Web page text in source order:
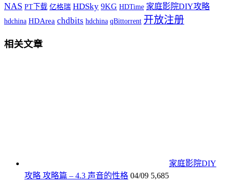
NAS PT下载 亿格瑞 HDSky 9KG HDTime 家庭影院DIY攻略
hdchina HDArea chdbits hdchina qBittorrent 开放注册
相关文章
家庭影院DIY
攻略 攻略篇 – 4.3 声音的性格 04/09 5,685